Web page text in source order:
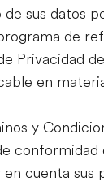
sus datos
de
Privacidad
en
y
conformidad
en cuenta sus